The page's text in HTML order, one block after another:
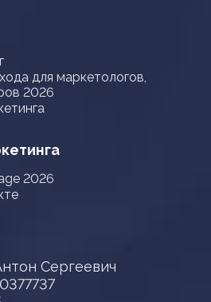
для маркетологов,
2026
2026
Сергеевич